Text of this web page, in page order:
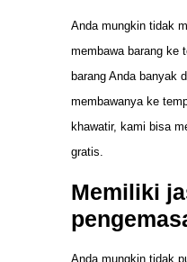
Anda mungkin tidak
membawa barang ke
barang Anda banyak
membawanya ke
khawatir, kami bisa
gratis.
Memiliki
Anda mungkin tidak